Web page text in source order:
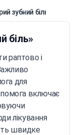
зубний біль
біль»
раптово і
для
включає
лікування
швидке